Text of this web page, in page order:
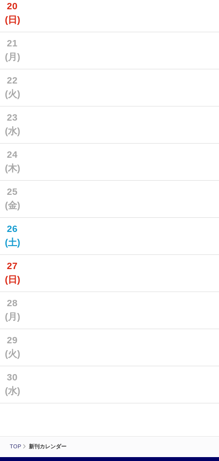
TOP 新刊カレンダー
20
(日)
21
(月)
22
(火)
23
(水)
24
(木)
25
(金)
26
(土)
27
(日)
28
(月)
29
(火)
30
(水)